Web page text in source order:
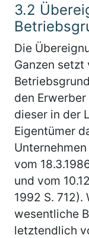
3.2
Die
Ganzen
den
dieser in der
Eigentümer
vom
und vom
1992 S.
wesentliche
letztendlich